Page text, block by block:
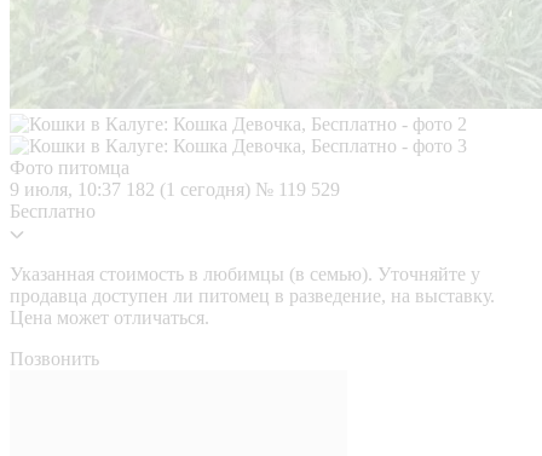
Фото питомца
9 июля, 10:37 182 (1 сегодня) № 119 529
Бесплатно
Указанная стоимость в любимцы (в семью). Уточняйте у
продавца доступен ли питомец в разведение, на выставку.
Цена может отличаться.
Позвонить